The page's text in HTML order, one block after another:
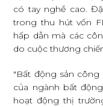
có tay nghề cao.
trong thu hút vốn
hấp dẫn mà các
do cuộc thương
"Bất động sản công
của ngành bất
hoạt động thị